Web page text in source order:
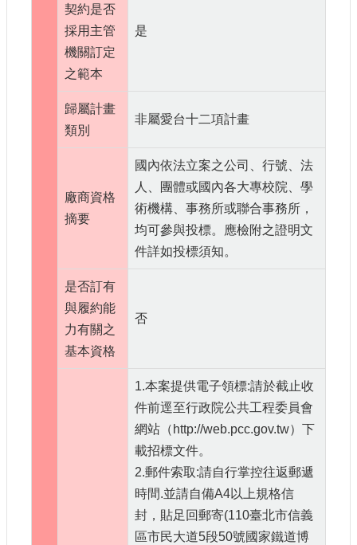
契約是否
採用主管
機關訂定
之範本
是
歸屬計畫
類別
非屬愛台十二項計畫
廠商資格
摘要
國內依法立案之公司、行號、法
人、團體或國內各大專校院、學
術機構、事務所或聯合事務所，
均可參與投標。應檢附之證明文
件詳如投標須知。
是否訂有
與履約能
力有關之
基本資格
否
1.本案提供電子領標:請於截止收
件前逕至行政院公共工程委員會
網站（http://web.pcc.gov.tw）下
載招標文件。
2.郵件索取:請自行掌控往返郵遞
時間.並請自備A4以上規格信
封，貼足回郵寄(110臺北市信義
區市民大道5段50號國家鐵道博